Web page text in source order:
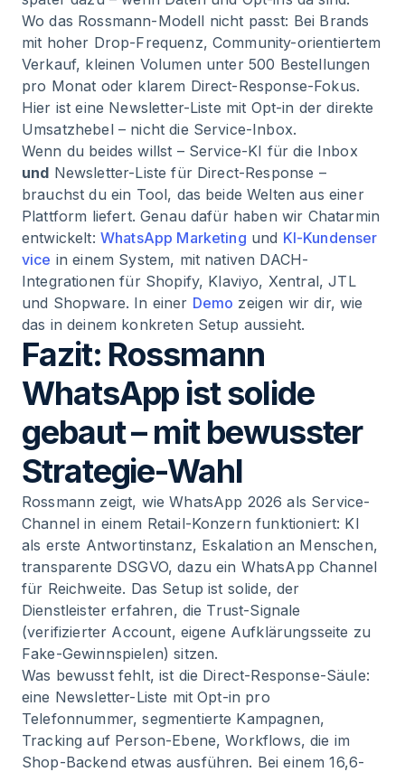
Wo das Rossmann-Modell nicht passt: Bei Brands
mit hoher Drop-Frequenz, Community-orientiertem
Verkauf, kleinen Volumen unter 500 Bestellungen
pro Monat oder klarem Direct-Response-Fokus.
Hier ist eine Newsletter-Liste mit Opt-in der direkte
Umsatzhebel – nicht die Service-Inbox.
Wenn du beides willst – Service-KI für die Inbox
und Newsletter-Liste für Direct-Response –
brauchst du ein Tool, das beide Welten aus einer
Plattform liefert. Genau dafür haben wir Chatarmin
entwickelt: WhatsApp Marketing und KI-Kundenser
vice in einem System, mit nativen DACH-
Integrationen für Shopify, Klaviyo, Xentral, JTL
und Shopware. In einer Demo zeigen wir dir, wie
das in deinem konkreten Setup aussieht.
Fazit: Rossmann
WhatsApp ist solide
gebaut – mit bewusster
Strategie-Wahl
Rossmann zeigt, wie WhatsApp 2026 als Service-
Channel in einem Retail-Konzern funktioniert: KI
als erste Antwortinstanz, Eskalation an Menschen,
transparente DSGVO, dazu ein WhatsApp Channel
für Reichweite. Das Setup ist solide, der
Dienstleister erfahren, die Trust-Signale
(verifizierter Account, eigene Aufklärungsseite zu
Fake-Gewinnspielen) sitzen.
Was bewusst fehlt, ist die Direct-Response-Säule:
eine Newsletter-Liste mit Opt-in pro
Telefonnummer, segmentierte Kampagnen,
Tracking auf Person-Ebene, Workflows, die im
Shop-Backend etwas ausführen. Bei einem 16,6-